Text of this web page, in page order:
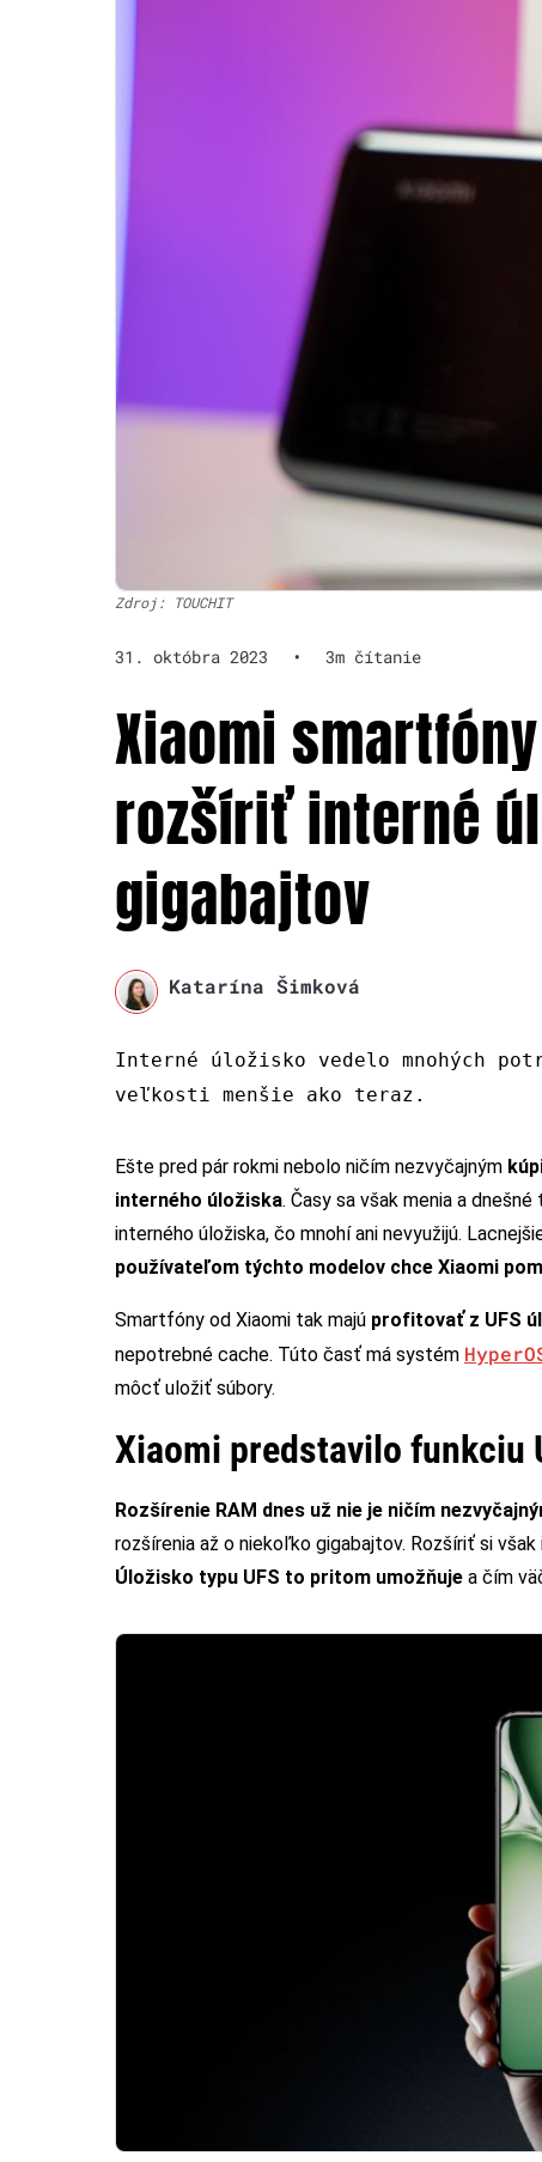
Zdroj: TOUCHIT
31. októbra 2023 • 3m čítanie
Xiaomi
rozšíriť interné
gigabajtov
Katarína Šimková
Interné úložisko vedelo mnohých
veľkosti menšie ako teraz.
Ešte pred pár rokmi nebolo ničím nezvyčajným
interného úložiska. Časy sa však menia a
interného úložiska, čo mnohí ani nevyužijú.
používateľom týchto modelov chce Xiaomi
Smartfóny od Xiaomi tak majú profitovať z UFS
nepotrebné cache. Túto časť má systém
môcť uložiť súbory.
Xiaomi predstavilo funkciu
Rozšírenie RAM dnes už nie je ničím
rozšírenia až o niekoľko gigabajtov. Rozšíriť si
Úložisko typu UFS to pritom umožňuje a čím